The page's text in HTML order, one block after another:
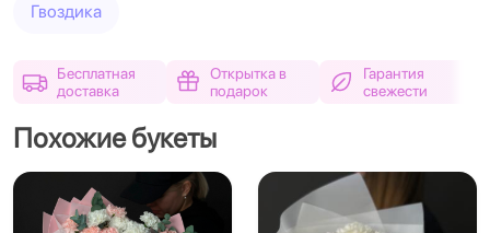
Гвоздика
Бесплатная
доставка
Открытка в
подарок
Гарантия
свежести
Похожие букеты